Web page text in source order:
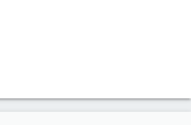
Status code
CIFS VFS: Send error